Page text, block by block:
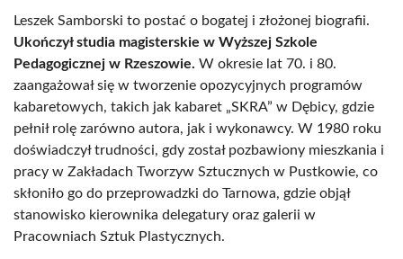
Leszek Samborski to postać o bogatej i złożonej biografii.
Ukończył studia magisterskie w Wyższej Szkole
Pedagogicznej w Rzeszowie. W okresie lat 70. i 80.
zaangażował się w tworzenie opozycyjnych programów
kabaretowych, takich jak kabaret „SKRA” w Dębicy, gdzie
pełnił rolę zarówno autora, jak i wykonawcy. W 1980 roku
doświadczył trudności, gdy został pozbawiony mieszkania i
pracy w Zakładach Tworzyw Sztucznych w Pustkowie, co
skłoniło go do przeprowadzki do Tarnowa, gdzie objął
stanowisko kierownika delegatury oraz galerii w
Pracowniach Sztuk Plastycznych.